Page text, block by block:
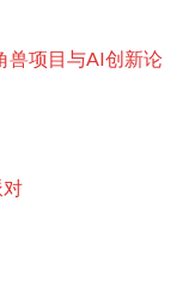
兽项目与AI创新论